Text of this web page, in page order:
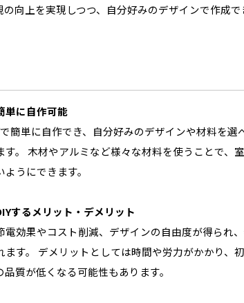
向上を実現しつつ、自分好みのデザインで作成
単に自作可能
簡単に自作でき、自分好みのデザインや材料を
す。 木材やアルミなど様々な材料を使うことで、
うにできます。
するメリット・デメリット
電効果やコスト削減、デザインの自由度が得られ
ます。 デメリットとしては時間や労力がかかり、
質が低くなる可能性もあります。